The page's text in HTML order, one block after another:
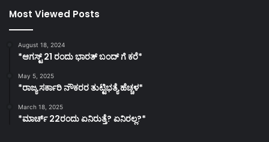
Most Viewed Posts
August 18, 2024
*ಆಗಸ್ಟ್ 21 ರಂದು ಭಾರತ್‌ ಬಂದ್‌ ಗೆ ಕರೆ*
May 5, 2025
*ರಾಜ್ಯ ಸರ್ಕಾರಿ ನೌಕರರ ತುಟ್ಟಿಭತ್ಯೆ ಹೆಚ್ಚಳ*
March 18, 2025
*ಮಾರ್ಚ್ 22ರಂದು ಏನಿರುತ್ತೆ? ಏನಿರಲ್ಲ?*